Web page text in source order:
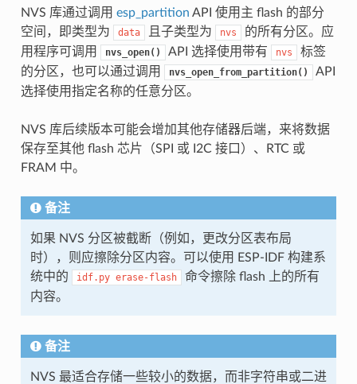
NVS 库通过调用 esp_partition API 使用主 flash 的部分
空间，即类型为
data 且子类型为 nvs
的所有分区。应
用程序可调用
nvs_open() API 选择使用带有 nvs
标签
的分区，也可以通过调用
nvs_open_from_partition()
API
选择使用指定名称的任意分区。
NVS 库后续版本可能会增加其他存储器后端，来将数据
保存至其他 flash 芯片（SPI 或 I2C 接口）、RTC 或
FRAM 中。
备注
如果 NVS 分区被截断（例如，更改分区表布局
时），则应擦除分区内容。可以使用 ESP-IDF 构建系
统中的
idf.py erase-flash
命令擦除 flash 上的所有
内容。
备注
NVS 最适合存储一些较小的数据，而非字符串或二进